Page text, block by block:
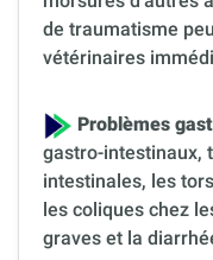
de traumatisme
vétérinaires
Problèmes
gastro-intestinaux,
intestinales, les
les coliques chez
graves et la